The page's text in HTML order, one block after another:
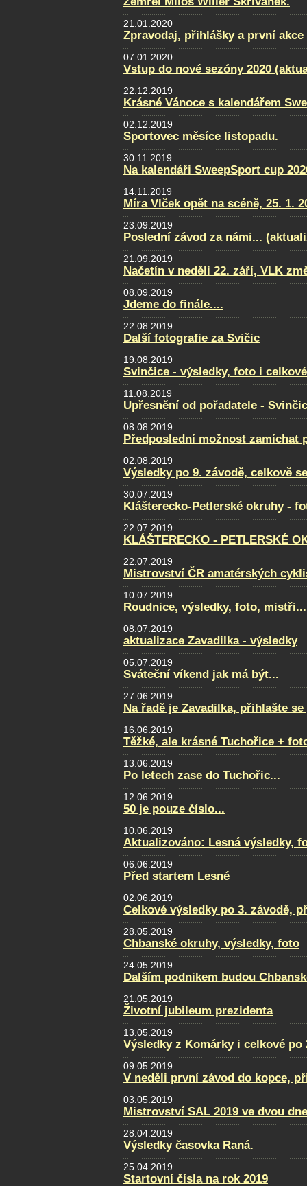
21.01.2020
Zpravodaj, přihlášky a první akce
07.01.2020
Vstup do nové sezóny 2020
22.12.2019
Krásné Vánoce s kalendářem
02.12.2019
Sportovec měsíce listopadu.
30.11.2019
Na kalendáři SweepSport cup
14.11.2019
Míra Vlček opět na scéně, 25. 1.
23.09.2019
Poslední závod za námi...
21.09.2019
Načetín v neděli 22. září, VLK
08.09.2019
Jdeme do finále....
22.08.2019
Další fotografie za Svičic
19.08.2019
Svinčice - výsledky, foto i
11.08.2019
Upřesnění od pořadatele -
08.08.2019
Předposlední možnost zamíchat
02.08.2019
Výsledky po 9. závodě, celkově
30.07.2019
Klášterecko-Petlerské okruhy -
22.07.2019
KLÁŠTERECKO - PETLERSKÉ
22.07.2019
Mistrovství ČR amatérských
10.07.2019
Roudnice, výsledky, foto,
08.07.2019
aktualizace Zavadilka - výsledky
05.07.2019
Sváteční víkend jak má být...
27.06.2019
Na řadě je Zavadilka, přihlašte
16.06.2019
Těžké, ale krásné Tuchořice +
13.06.2019
Po letech zase do Tuchořic...
12.06.2019
50 je pouze číslo...
10.06.2019
Aktualizováno: Lesná výsledky,
06.06.2019
Před startem Lesné
02.06.2019
Celkové výsledky po 3. závodě,
28.05.2019
Chbanské okruhy, výsledky, foto
24.05.2019
Dalším podnikem budou
21.05.2019
Životní jubileum prezidenta
13.05.2019
Výsledky z Komárky i celkové po
09.05.2019
V neděli první závod do kopce,
03.05.2019
Mistrovství SAL 2019 ve dvou
28.04.2019
Výsledky časovka Raná.
25.04.2019
Startovní čísla na rok 2019